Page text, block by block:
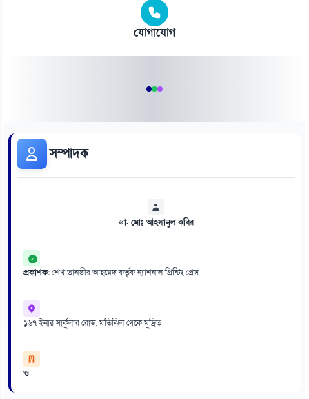
যোগাযোগ
সম্পাদক
ডা. মোঃ আহসানুল কবির
প্রকাশক:শেখ তানভীর আহমেদ কর্তৃক ন্যাশনাল প্রিন্টিং প্রেস
১৬৭ ইনার সার্কুলার রোড, মতিঝিল থেকে মুদ্রিত
ও